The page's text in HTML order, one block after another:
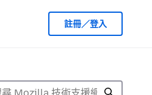
註冊／登入